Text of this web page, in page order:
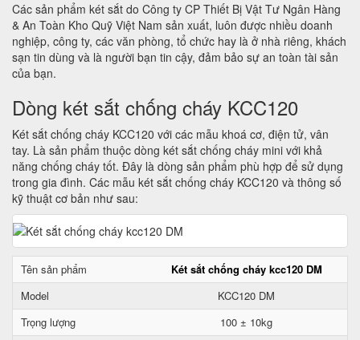
Các sản phẩm két sắt do Công ty CP Thiết Bị Vật Tư Ngân Hàng
& An Toàn Kho Quỹ Việt Nam sản xuất, luôn được nhiều doanh
nghiệp, công ty, các văn phòng, tổ chức hay là ở nhà riêng, khách
sạn tin dùng và là người bạn tin cậy, đảm bảo sự an toàn tài sản
của bạn.
Dòng két sắt chống cháy KCC120
Két sắt chống cháy KCC120 với các mẫu khoá cơ, điện tử, vân
tay. Là sản phẩm thuộc dòng két sắt chống cháy mini với khả
năng chống cháy tốt. Đây là dòng sản phẩm phù hợp để sử dụng
trong gia đình. Các mẫu két sắt chống cháy KCC120 và thông số
kỹ thuật cơ bản như sau:
Tên sản phẩm
Két sắt chống cháy kcc120 DM
Model
KCC120 DM
Trọng lượng
100 ± 10kg